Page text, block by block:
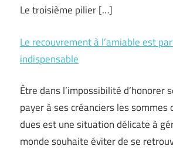
Le troisième pilier […]
Le recouvrement à l’amiable est
indispensable
Être dans l’impossibilité d’honorer
payer à ses créanciers les sommes
dues est une situation délicate à
monde souhaite éviter de se